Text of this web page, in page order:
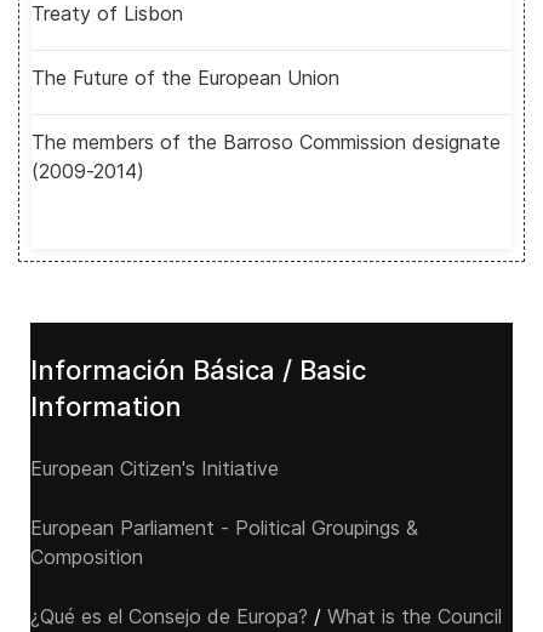
Treaty of Lisbon
The Future of the European Union
The members of the Barroso Commission designate
(2009-2014)
Información Básica / Basic
Information
European Citizen's Initiative
European Parliament - Political Groupings &
Composition
¿Qué es el Consejo de Europa? / What is the Council